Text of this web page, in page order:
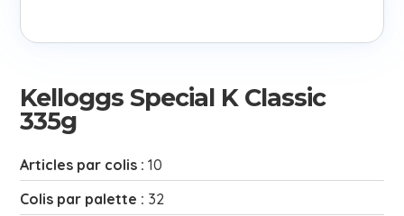
Kelloggs Special K Classic
335g
Articles par colis :10
Colis par palette : 32